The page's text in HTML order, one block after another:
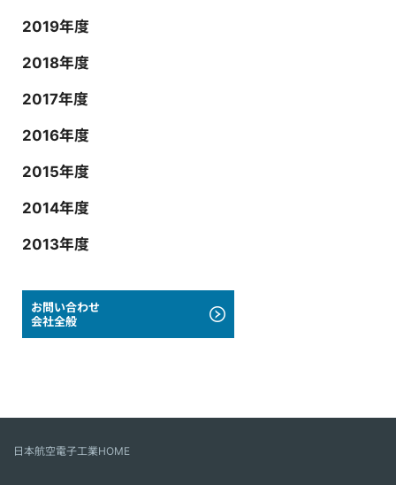
2019年度
2018年度
2017年度
2016年度
2015年度
2014年度
2013年度
お問い合わせ
会社全般
日本航空電子工業HOME